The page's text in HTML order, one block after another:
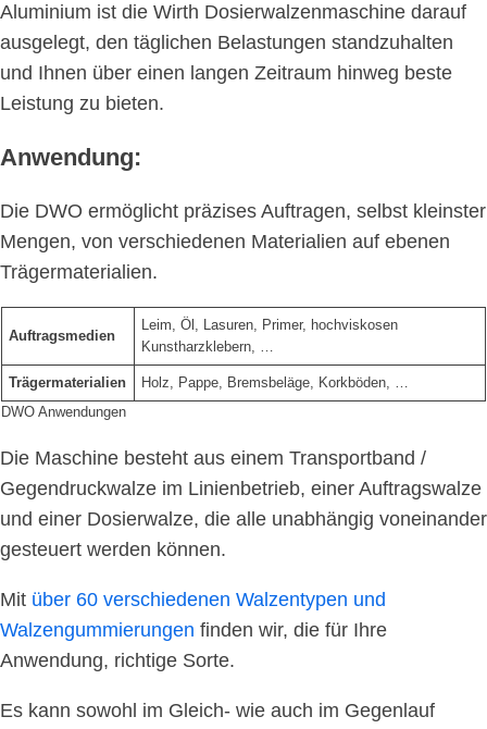
Aluminium ist die Wirth Dosierwalzenmaschine darauf
ausgelegt, den täglichen Belastungen standzuhalten
und Ihnen über einen langen Zeitraum hinweg beste
Leistung zu bieten.
Anwendung:
Die DWO ermöglicht präzises Auftragen, selbst kleinster
Mengen, von verschiedenen Materialien auf ebenen
Trägermaterialien.
Auftragsmedien
Leim, Öl, Lasuren, Primer, hochviskosen
Kunstharzklebern, …
Trägermaterialien
Holz, Pappe, Bremsbeläge, Korkböden, …
DWO Anwendungen
Die Maschine besteht aus einem Transportband /
Gegendruckwalze im Linienbetrieb, einer Auftragswalze
und einer Dosierwalze, die alle unabhängig voneinander
gesteuert werden können.
Mit über 60 verschiedenen Walzentypen und
Walzengummierungen finden wir, die für Ihre
Anwendung, richtige Sorte.
Es kann sowohl im Gleich- wie auch im Gegenlauf